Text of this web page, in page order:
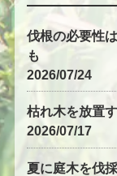
伐根の必要性
も
2026/07/24
枯れ木を放置
2026/07/17
夏に庭木を伐